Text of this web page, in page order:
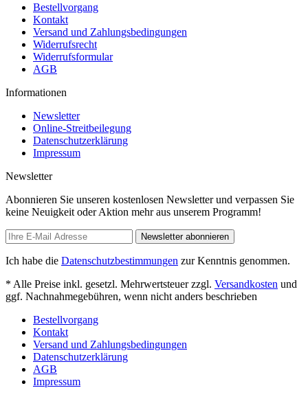
Bestellvorgang
Kontakt
Versand und Zahlungsbedingungen
Widerrufsrecht
Widerrufsformular
AGB
Informationen
Newsletter
Online-Streitbeilegung
Datenschutzerklärung
Impressum
Newsletter
Abonnieren Sie unseren kostenlosen Newsletter und verpassen Sie
keine Neuigkeit oder Aktion mehr aus unserem Programm!
Newsletter abonnieren
Ich habe die Datenschutzbestimmungen zur Kenntnis genommen.
* Alle Preise inkl. gesetzl. Mehrwertsteuer zzgl. Versandkosten und
ggf. Nachnahmegebühren, wenn nicht anders beschrieben
Bestellvorgang
Kontakt
Versand und Zahlungsbedingungen
Datenschutzerklärung
AGB
Impressum